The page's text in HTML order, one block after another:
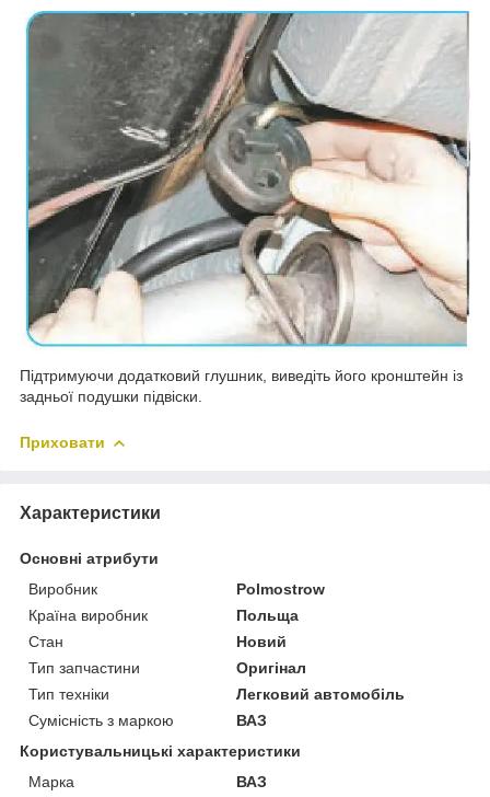
Підтримуючи додатковий глушник, виведіть його кронштейн із
задньої подушки підвіски.
Приховати
Характеристики
Основні атрибути
Виробник
Polmostrow
Країна виробник
Польща
Стан
Новий
Тип запчастини
Оригінал
Тип техніки
Легковий автомобіль
Сумісність з маркою
ВАЗ
Користувальницькі характеристики
Марка
ВАЗ